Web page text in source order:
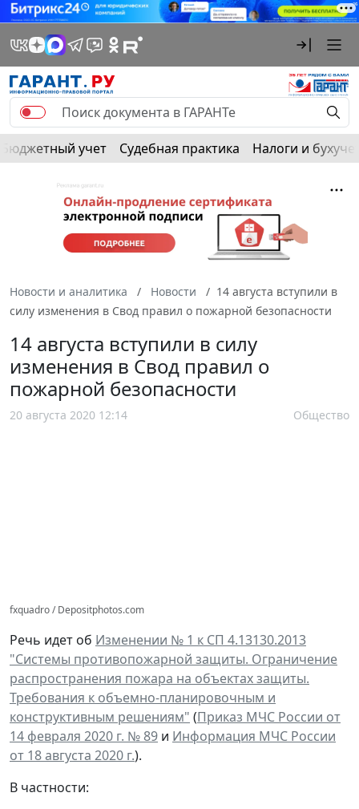
Бюджетный учет Судебная практика Налоги и
Новости и аналитика Новости
14 августа вступили в
силу изменения в Свод правил о пожарной безопасности
14 августа вступили в силу
изменения в Свод правил о
пожарной безопасности
20 августа 2020 12:14 Общество
fxquadro / Depositphotos.com
Речь идет об Изменении № 1 к СП 4.13130.2013
"Системы противопожарной защиты. Ограничение
распространения пожара на объектах защиты.
Требования к объемно-планировочным и
конструктивным решениям" (Приказ МЧС России от
14 февраля 2020 г. № 89 и Информация МЧС России
от 18 августа 2020 г.).
В частности: